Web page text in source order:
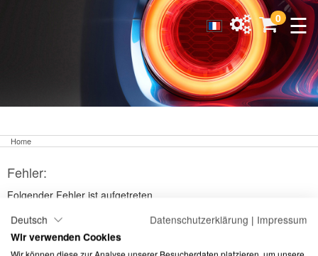
☰
0
Home
Fehler:
Folgender Fehler ist aufgetreten
Ein unbekannter Fehler ist aufgetreten.
Deutsch Datenschutzerklärung | Impressum
Wir verwenden Cookies
Wir können diese zur Analyse unserer Besucherdaten platzieren, um unsere